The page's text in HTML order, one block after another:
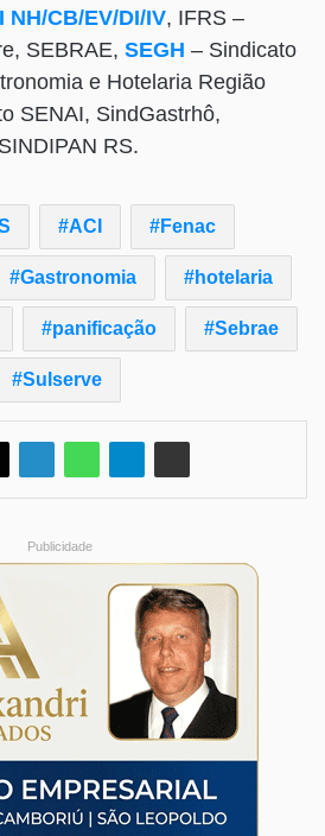
NH/CB/EV/DI/IV, IFRS –
SEBRAE, SEGH – Sindicato
e Hotelaria Região
SENAI, SindGastrhô,
RS.
ACI Fenac
Gastronomia hotelaria
panificação Sebrae
Sulserve
Publicidade